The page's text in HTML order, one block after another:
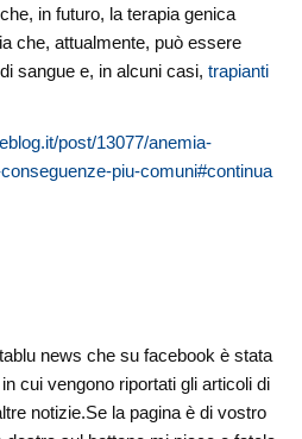
in futuro, la terapia genica
che, attualmente, può essere
sangue e, in alcuni casi,trapianti
post/13077/anemia-
piu-comuni#continua
news che su facebook è stata
cui vengono riportati gli articoli di
notizie.Se la pagina è di vostro